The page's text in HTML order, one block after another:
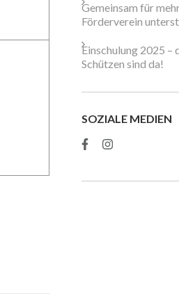
Gemeinsam für
Förderverein
Einschulung 2025 – die neuen
Schützen sind da!
SOZIALE MEDIEN